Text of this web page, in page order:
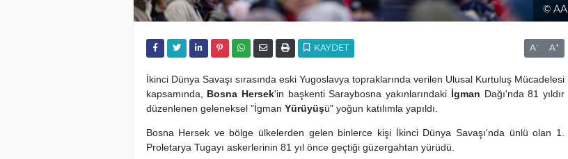
© AA
KAYDET A- A+
İkinci Dünya Savaşı sırasında eski Yugoslavya topraklarında verilen Ulusal Kurtuluş Mücadelesi
kapsamında, Bosna Hersek'in başkenti Saraybosna yakınlarındaki İgman Dağı'nda 81 yıldır
düzenlenen geleneksel "İgman Yürüyüşü" yoğun katılımla yapıldı.
Bosna Hersek ve bölge ülkelerden gelen binlerce kişi İkinci Dünya Savaşı'nda ünlü olan 1.
Proletarya Tugayı askerlerinin 81 yıl önce geçtiği güzergahtan yürüdü.